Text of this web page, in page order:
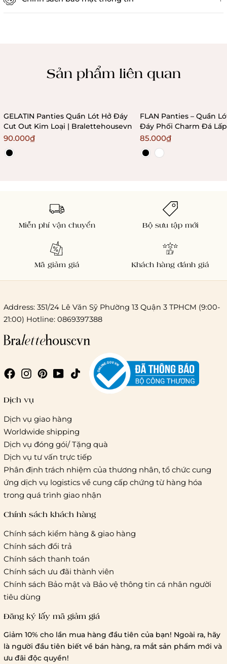
Chi phí giao hàng
Giao hàng trong ngày (hoả tốc)
Giao hàng tiêu chuẩn:
Hồ Chí Minh:
Áp dụng theo bảng giá cước của ĐVVC
Vietelpost/ Giaohangtietkiem và 1 số đối tác vận chuyển
Hà Nội và các tỉnh thành khác:
Áp dụng theo bảng giá
cước của ĐVVC Vietelpost/ Giaohangtietkiem... và 1 số đối
tác vận chuyển khác
Thời gian giao hàng
Hồ Chí Minh:
Hà Nội và các tỉnh thành khá
Lưu ý chung về chính sách vận chuyển
1 triệu đồng
giao hàng trong ngày
Sản phẩm liên quan
GELATIN Panties Quần Lót Hở Đáy
Cut Out Kim Loại | Bralettehousevn
90.000₫
FLAN Panties – Quần
Đáy Phối Charm Đá
Cảm Bralettehousevn
85.000₫
Miễn phí vận chuyển Bộ sưu tập mới
Mã giảm giá Khách hàng đánh giá
Address: 351/24 Lê Văn Sỹ Phường 13 Quận 3 TPHCM (9:00-
21:00) Hotline: 0869397388
Dịch vụ
Dịch vụ giao hàng
Worldwide shipping
Dịch vụ đóng gói/ Tặng quà
Dịch vụ tư vấn trực tiếp
Phân định trách nhiệm của thương nhân, tổ chức cung
ứng dịch vụ logistics về cung cấp chứng từ hàng hóa
trong quá trình giao nhận
Chính sách khách hàng
Chính sách kiểm hàng & giao hàng
Chính sách đổi trả
Chính sách thanh toán
Chính sách ưu đãi thành viên
Chính sách Bảo mật và Bảo vệ thông tin cá nhân người
tiêu dùng
Đăng ký lấy mã giảm giá
Giảm 10% cho lần mua hàng đầu tiên của bạn! Ngoài ra, hãy
là người đầu tiên biết về bán hàng, ra mắt sản phẩm mới và
ưu đãi độc quyền!